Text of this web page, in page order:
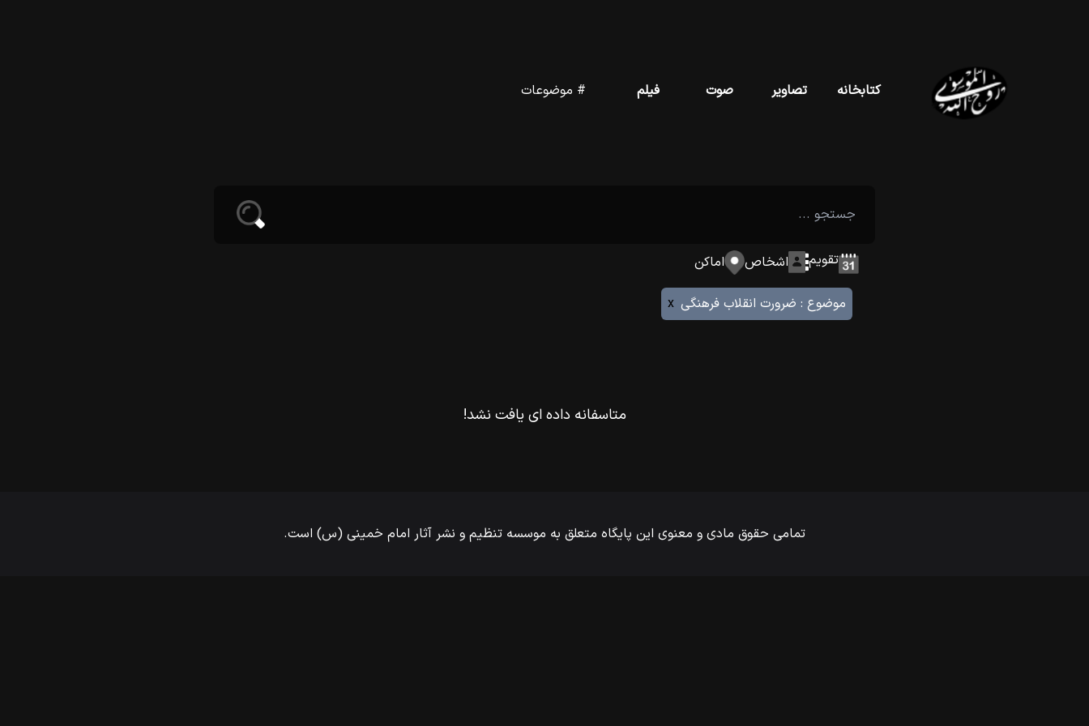
کتابخانه تصاویر صوت فیلم # موضوعات
تقویم اشخاص اماکن
موضوع : ضرورت انقلاب فرهنگى x
متاسفانه داده ای یافت نشد!
تمامی حقوق مادی و معنوی این پایگاه متعلق به موسسه تنظیم و نشر آثار امام خمینی (س) است.